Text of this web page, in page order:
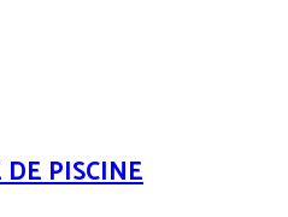
PISCINE